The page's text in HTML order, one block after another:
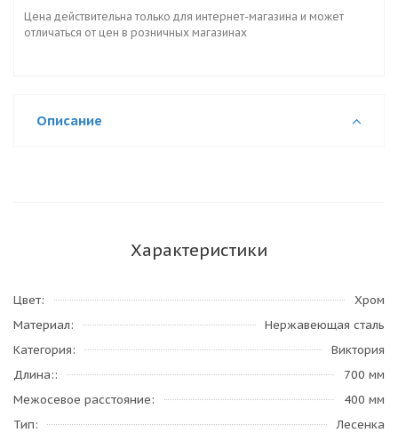
Цена действительна только для интернет-магазина и может
отличаться от цен в розничных магазинах
Описание
Характеристики
Цвет
Хром
Материал
Нержавеющая сталь
Категория
Виктория
Длина:
700 мм
Межосевое расстояние
400 мм
Тип
Лесенка